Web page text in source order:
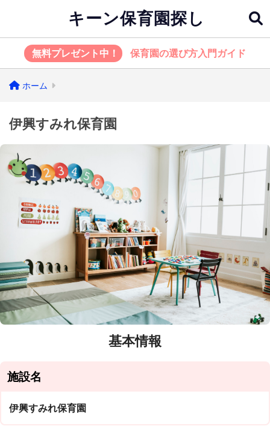
キーン保育園探し
無料プレゼント中！ 保育園の選び方入門ガイド
ホーム
伊興すみれ保育園
基本情報
施設名
伊興すみれ保育園